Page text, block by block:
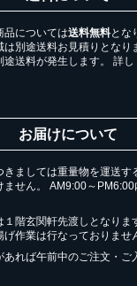
品については送料無料とな
は別途送料お見積りとなり
途送料が発生します。 詳し
お届けについて
ましては重量物を運送す
せん。 AM9:00～PM6:00
階玄関軒先渡しとなりま
作業は行なっておりませ
あれば午前中のご注文・ご